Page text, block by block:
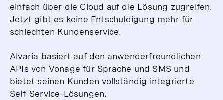
einfach über die Cloud auf die Lösung zugreifen.
Jetzt gibt es keine Entschuldigung mehr für
schlechten Kundenservice.
Alvaria basiert auf den anwenderfreundlichen
APIs von Vonage für Sprache und SMS und
bietet seinen Kunden vollständig integrierte
Self-Service-Lösungen.